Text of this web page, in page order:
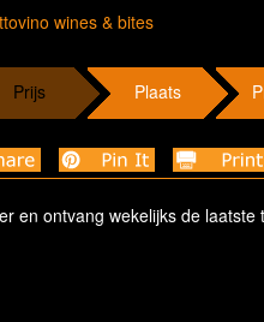
wines & bites
Prijs Plaats
en ontvang wekelijks de